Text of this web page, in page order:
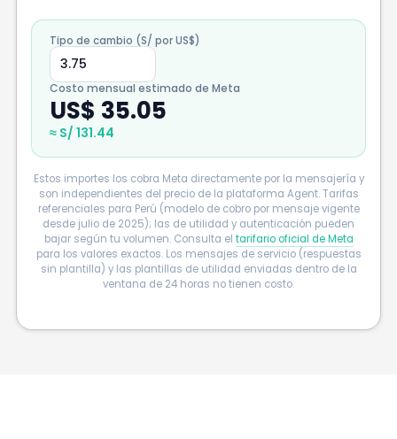
Tipo de cambio (S/ por US$)
Costo mensual estimado de Meta
US$ 35.05
≈ S/ 131.44
Estos importes los cobra Meta directamente por la mensajería y
son independientes del precio de la plataforma Agent. Tarifas
referenciales para Perú (modelo de cobro por mensaje vigente
desde julio de 2025); las de utilidad y autenticación pueden
bajar según tu volumen. Consulta el tarifario oficial de Meta
para los valores exactos. Los mensajes de servicio (respuestas
sin plantilla) y las plantillas de utilidad enviadas dentro de la
ventana de 24 horas no tienen costo.